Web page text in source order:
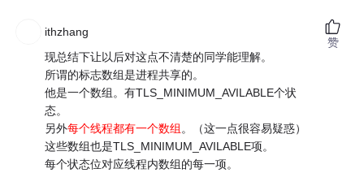
ithzhang
现总结下让以后对这点不清楚的同学能理解。
所谓的标志数组是进程共享的。
他是一个数组。有TLS_MINIMUM_AVILABLE个状
态。
另外每个线程都有一个数组。（这一点很容易疑惑）
这些数组也是TLS_MINIMUM_AVILABLE项。
每个状态位对应线程内数组的每一项。
赞